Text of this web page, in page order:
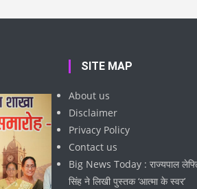
SITE MAP
About us
Disclaimer
Privacy Policy
Contact us
Big News Today : राज्यपाल
सिंह ने लिखी पुस्तक ‘आत्मा के स्वर’